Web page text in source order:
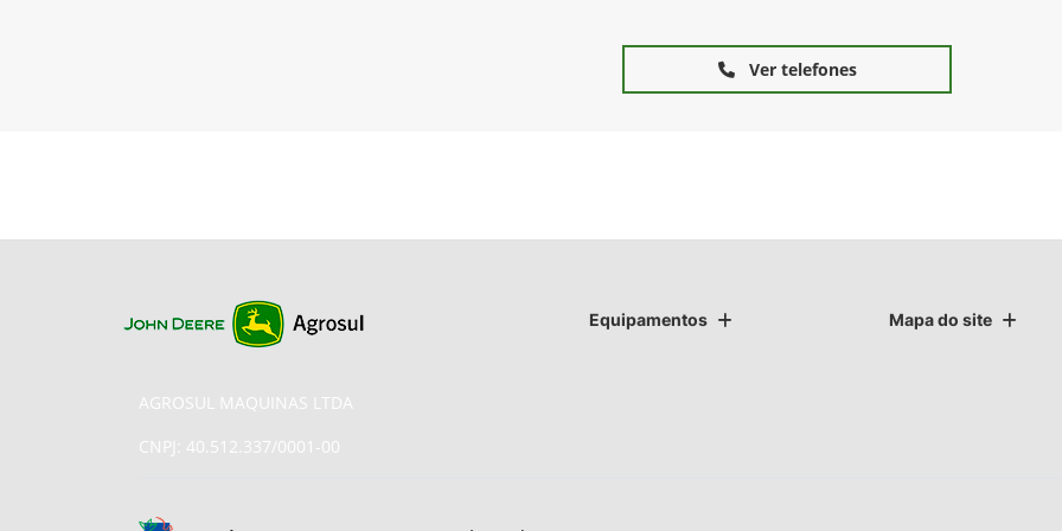
Ver telefones
Equipamentos Mapa do site
AGROSUL MAQUINAS LTDA
CNPJ: 40.512.337/0001-00